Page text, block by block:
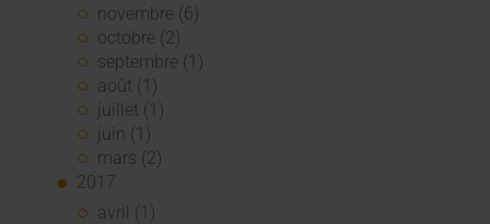
novembre (6)
octobre (2)
septembre (1)
août (1)
juillet (1)
juin (1)
mars (2)
2017
avril (1)